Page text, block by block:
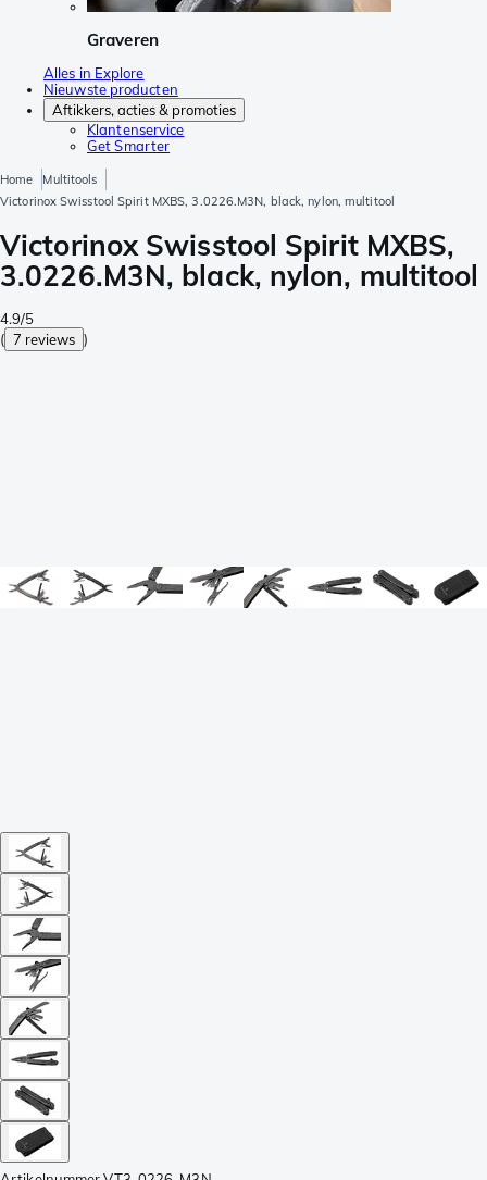
Graveren
Alles in Explore
Nieuwste producten
Aftikkers, acties & promoties
Klantenservice
Get Smarter
Home
Multitools
Victorinox Swisstool Spirit MXBS, 3.0226.M3N, black, nylon, multitool
Victorinox Swisstool Spirit MXBS,
3.0226.M3N, black, nylon, multitool
4.9/5
( 7 reviews )